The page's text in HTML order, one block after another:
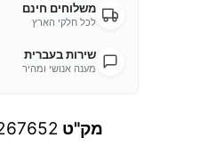
משלוחים חינם
לכל חלקי הארץ
שירות בעברית
מענה אנושי ומהיר
מק"ט